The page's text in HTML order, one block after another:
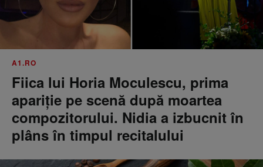
A1.RO
Fiica lui Horia Moculescu, prima
apariție pe scenă după moartea
compozitorului. Nidia a izbucnit în
plâns în timpul recitalului